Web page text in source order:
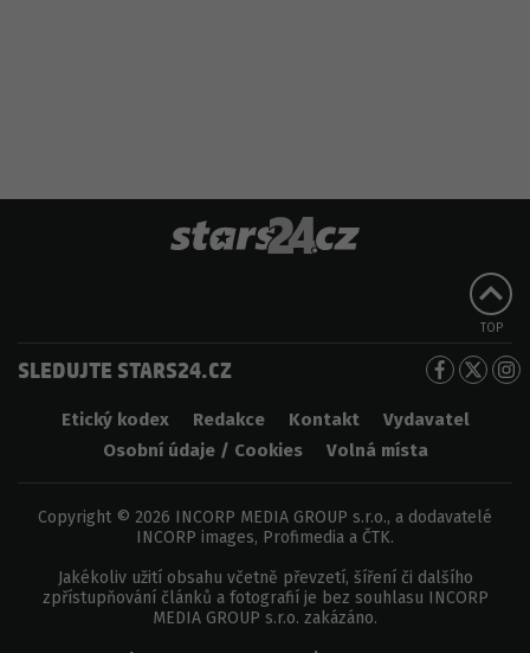
TOP
SLEDUJTE STARS24.CZ
Etický kodex Redakce Kontakt
Vydavatel
Osobní údaje / Cookies
Volná místa
Copyright © 2026 INCORP MEDIA GROUP s.r.o., a dodavatelé
INCORP images, Profimedia a ČTK.
Jakékoliv užití obsahu včetně převzetí, šíření či dalšího
zpřístupňování článků a fotografií je bez souhlasu INCORP
MEDIA GROUP s.r.o. zakázáno.